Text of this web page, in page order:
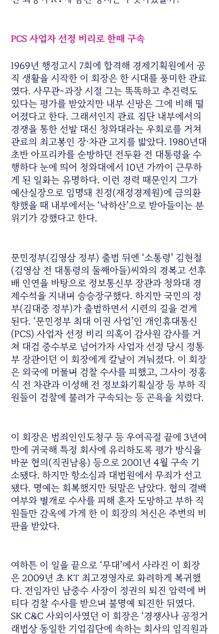
PCS 사업자 선정 비리로 한때 구속
1969년 행정고시 7회에 합격해 경제기획원에서 공
직 생활을 시작한 이 회장은 한 시대를 풍미한 관료
였다. 사무관~과장 시절 그는 똑똑하고 추진력도
있다는 평가를 받았지만 내부 신망은 그에 비해 떨
어졌다고 한다. 그래서인지 관료 집단 내부에서의
경쟁을 통한 선발 대신 청와대라는 우회로를 거쳐
관료의 최고봉인 장·차관 고지를 밟았다. 1980년대
초반 아프리카를 순방하던 전두환 전 대통령을 수
행하다 눈에 띄어 청와대에서 10년 가까이 근무하
게 된 일화는 유명하다. 이런 경력 때문인지 그가
예산실장으로 임명돼 친정(재정경제원)에 금의환
향했을 때 내부에서는 ‘낙하산’으로 받아들이는 분
위기가 강했다고 한다.
문민정부(김영삼 정부) 출범 뒤엔 ‘소통령’ 김현철
(김영삼 전 대통령의 둘째아들)씨와의 경복고 선후
배 인연을 바탕으로 정보통신부 장관과 청와대 경
제수석을 지내며 승승장구했다. 하지만 국민의 정
부(김대중 정부)가 출범하면서 시련의 길을 걷게
된다. ‘문민정부 최대 이권 사업’인 개인휴대통신
(PCS) 사업자 선정 비리 의혹이 감사원 감사를 거
쳐 대검 중수부로 넘어가자 사업자 선정 당시 정통
부 장관이던 이 회장에게 칼날이 겨눠졌다. 이 회장
은 외국에 머물며 검찰 수사를 피했고, 그사이 정홍
식 전 차관과 이성해 전 정보화기획실장 등 부하 직
원들이 검찰에 불려가 구속되는 등 곤욕을 치렀다.
이 회장은 범죄인인도청구 등 우여곡절 끝에 3년여
만에 귀국해 특정 회사에 유리하도록 평가 방식을
바꾼 혐의(직권남용) 등으로 2001년 4월 구속 기
소됐다. 하지만 항소심과 대법원에서 무죄가 선고
됐다. 명예는 회복했지만 뒷말은 남았다. 혐의 결백
여부와 별개로 수사를 피해 혼자 도망하고 부하 직
원들만 감옥에 가게 한 이 회장의 처신은 주변의 비
판을 받았다.
여하튼 이 일을 끝으로 ‘무대’에서 사라진 이 회장
은 2009년 초 KT 최고경영자로 화려하게 복귀했
다. 전임자인 남중수 사장이 정권의 퇴진 압력에 버
티다 검찰 수사를 받으며 불명예 퇴진한 뒤였다.
SK C&C 사외이사였던 이 회장은 ‘경쟁사나 공정거
래법상 동일한 기업집단에 속하는 회사의 임직원과